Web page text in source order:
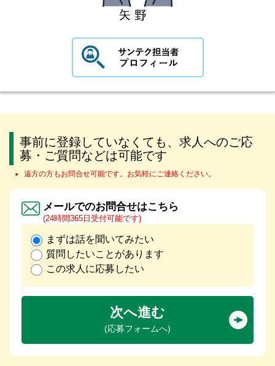
事前に登録していなくても、求人へのご応
募・ご質問などは可能です
遠方の方もお問合せ可能です。お気軽にご連絡ください。
メールでのお問合せはこちら
(24時間365日受付可能です)
まずは話を聞いてみたい
質問したいことがあります
この求人に応募したい
次へ進む
(応募フォームへ)